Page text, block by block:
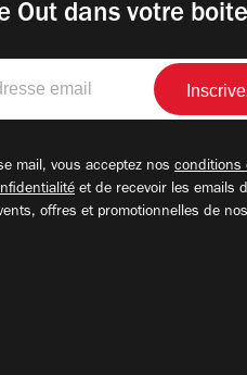
Out dans votre
mail, vous acceptez nos conditions
et de recevoir les emails
offres et promotionnelles de